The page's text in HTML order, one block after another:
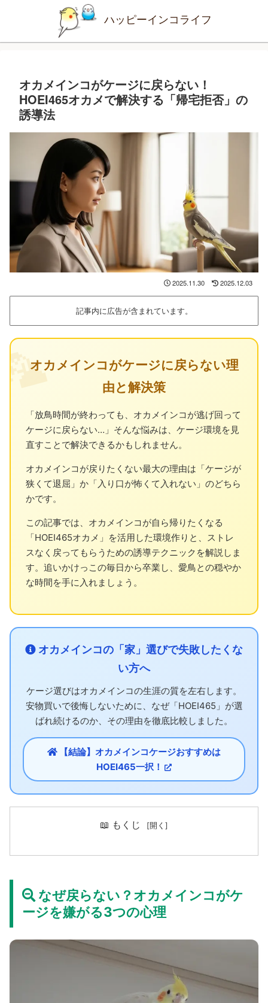
ハッピーインコライフ
オカメインコがケージに戻らない！
HOEI465オカメで解決する「帰宅拒否」の
誘導法
2025.11.30 2025.12.03
記事内に広告が含まれています。
オカメインコがケージに戻らない理
由と解決策
「放鳥時間が終わっても、オカメインコが逃げ回って
ケージに戻らない…」そんな悩みは、ケージ環境を見
直すことで解決できるかもしれません。
オカメインコが戻りたくない最大の理由は「ケージが
狭くて退屈」か「入り口が怖くて入れない」のどちら
かです。
この記事では、オカメインコが自ら帰りたくなる
「HOEI465オカメ」を活用した環境作りと、ストレ
スなく戻ってもらうための誘導テクニックを解説しま
す。追いかけっこの毎日から卒業し、愛鳥との穏やか
な時間を手に入れましょう。
オカメインコの「家」選びで失敗したくな
い方へ
ケージ選びはオカメインコの生涯の質を左右します。
安物買いで後悔しないために、なぜ「HOEI465」が選
ばれ続けるのか、その理由を徹底比較しました。
【結論】オカメインコケージおすすめは
HOEI465一択！
📖 もくじ
なぜ戻らない？オカメインコがケ
ージを嫌がる3つの心理